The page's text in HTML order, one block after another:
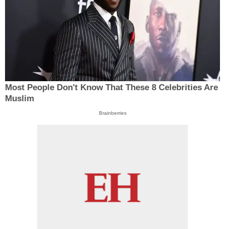
Most People Don't Know That These 8 Celebrities Are
Muslim
Brainberries